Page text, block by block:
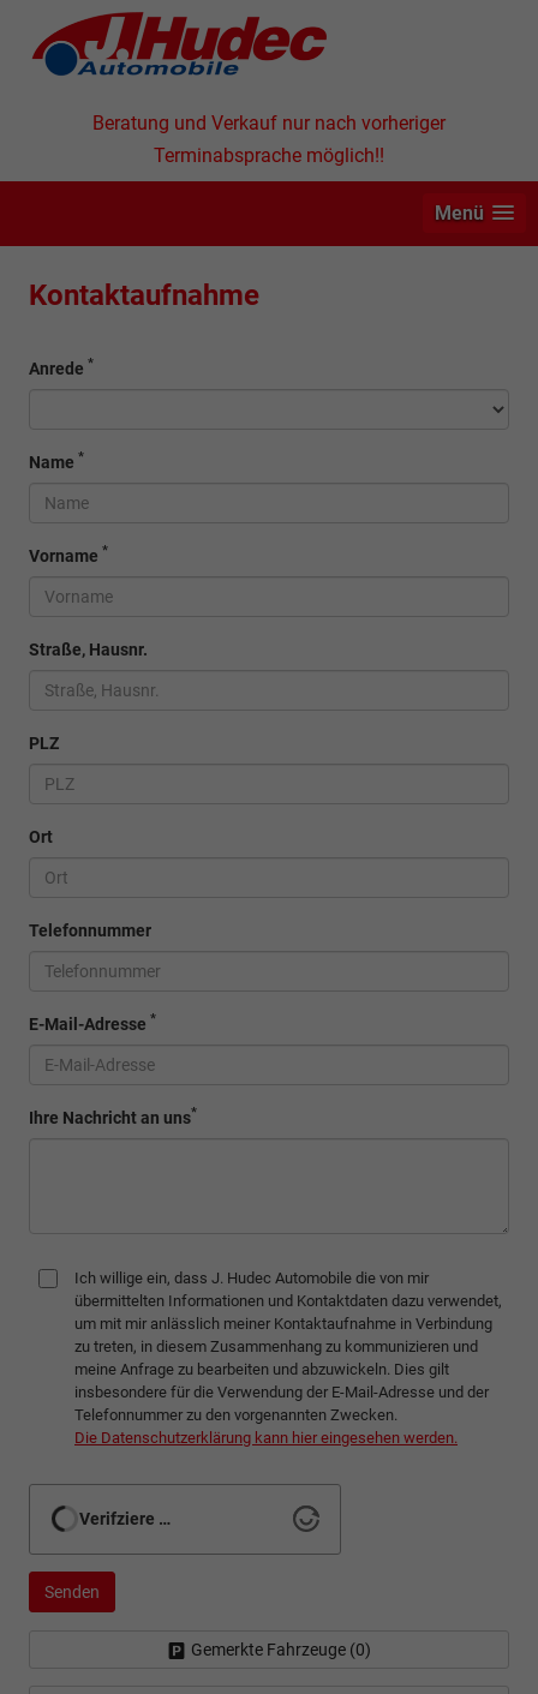
Beratung und Verkauf nur nach vorheriger
Terminabsprache möglich!!
Menü
Kontaktaufnahme
Anrede *
Name *
Vorname *
Straße, Hausnr.
PLZ
Ort
Telefonnummer
E-Mail-Adresse *
Ihre Nachricht an uns*
Ich willige ein, dass J. Hudec Automobile die von mir
übermittelten Informationen und Kontaktdaten dazu verwendet,
um mit mir anlässlich meiner Kontaktaufnahme in Verbindung
zu treten, in diesem Zusammenhang zu kommunizieren und
meine Anfrage zu bearbeiten und abzuwickeln. Dies gilt
insbesondere für die Verwendung der E-Mail-Adresse und der
Telefonnummer zu den vorgenannten Zwecken.
Die Datenschutzerklärung kann hier eingesehen werden.
Verifziere …
Senden
Gemerkte Fahrzeuge (0)